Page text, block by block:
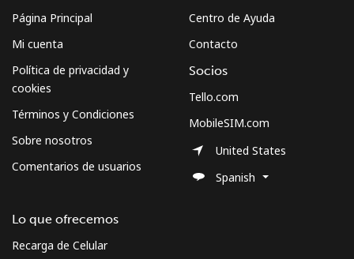
Página Principal
Mi cuenta
Política de privacidad y
cookies
Términos y Condiciones
Sobre nosotros
Comentarios de usuarios
Lo que ofrecemos
Recarga de Celular
Centro de Ayuda
Contacto
Socios
Tello.com
MobileSIM.com
United States
Spanish